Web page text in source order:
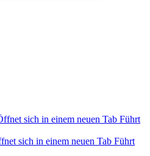
sich in einem neuen Tab Führt
sich in einem neuen Tab Führt